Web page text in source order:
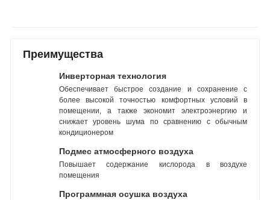
Преимущества
Инверторная технология
Обеспечивает быстрое создание и сохранение с
более высокой точностью комфортных условий в
помещении, а также экономит электроэнергию и
снижает уровень шума по сравнению с обычным
кондиционером
Подмес атмосферного воздуха
Повышает содержание кислорода в воздухе
помещения
Программная осушка воздуха